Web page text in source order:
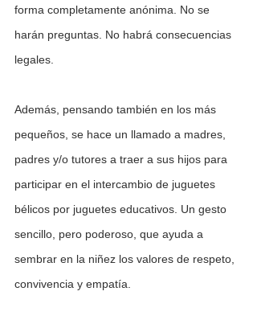
forma completamente anónima. No se
harán preguntas. No habrá consecuencias
legales.
Además, pensando también en los más
pequeños, se hace un llamado a madres,
padres y/o tutores a traer a sus hijos para
participar en el intercambio de juguetes
bélicos por juguetes educativos. Un gesto
sencillo, pero poderoso, que ayuda a
sembrar en la niñez los valores de respeto,
convivencia y empatía.